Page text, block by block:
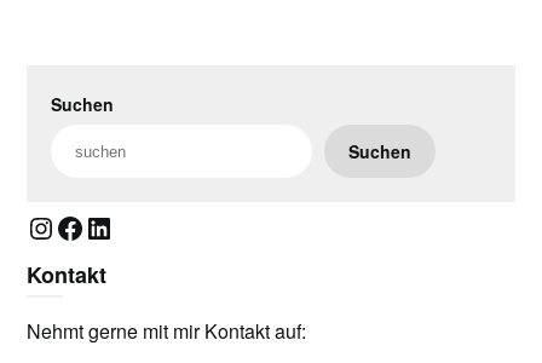
Suchen
Suchen
Instagram
Facebook
LinkedIn
Kontakt
Nehmt gerne mit mir Kontakt auf: